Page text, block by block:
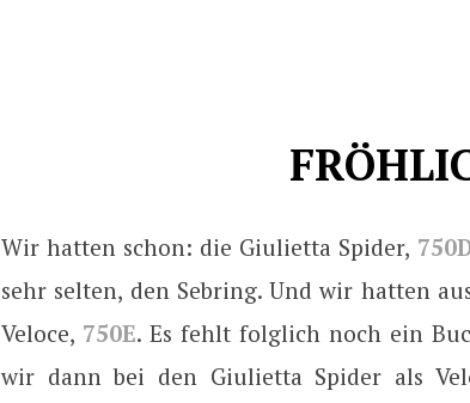
Wir hatten schon: die Giulietta Spider,
sehr selten, den Sebring. Und wir hatten
Veloce, 750E. Es fehlt folglich noch ein
wir dann bei den Giulietta Spider als